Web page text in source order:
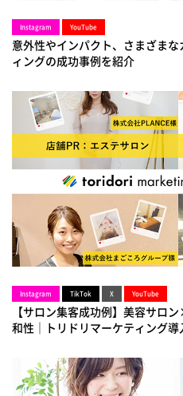
Instagram YouTube
意外性やインパクト、さまざま
ィングの成功事例を紹介
Instagram TikTok X YouTube
【サロン集客成功例】美容サロ
和性｜トリドリマーケティング